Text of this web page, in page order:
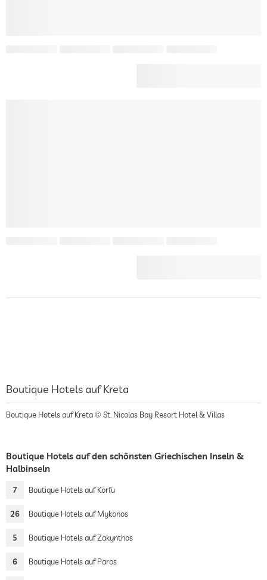
Boutique Hotels auf Kreta
Boutique Hotels auf Kreta © St. Nicolas Bay Resort Hotel & Villas
Boutique Hotels auf den schönsten Griechischen Inseln &
Halbinseln
7 Boutique Hotels auf Korfu
26 Boutique Hotels auf Mykonos
5 Boutique Hotels auf Zakynthos
6 Boutique Hotels auf Paros